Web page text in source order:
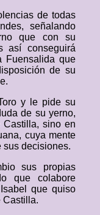
de todas
señalando
que con su
así conseguirá
Fuensalida que
de su
y le pide su
de su yerno,
sino en
cuya mente
sus decisiones.
sus propias
que colabore
que quiso
Castilla.